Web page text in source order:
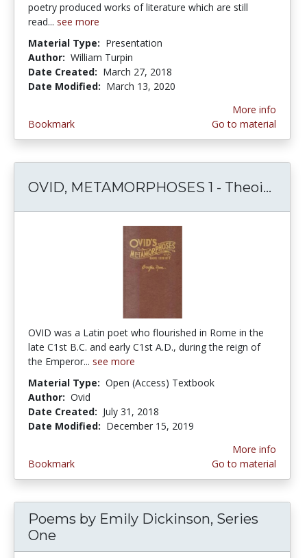
poetry produced works of literature which are still
read... see more
Material Type: Presentation
Author: William Turpin
Date Created: March 27, 2018
Date Modified: March 13, 2020
Bookmark
More info
Go to material
OVID, METAMORPHOSES 1 - Theoi...
OVID was a Latin poet who flourished in Rome in the
late C1st B.C. and early C1st A.D., during the reign of
the Emperor... see more
Material Type: Open (Access) Textbook
Author: Ovid
Date Created: July 31, 2018
Date Modified: December 15, 2019
Bookmark
More info
Go to material
Poems by Emily Dickinson, Series
One